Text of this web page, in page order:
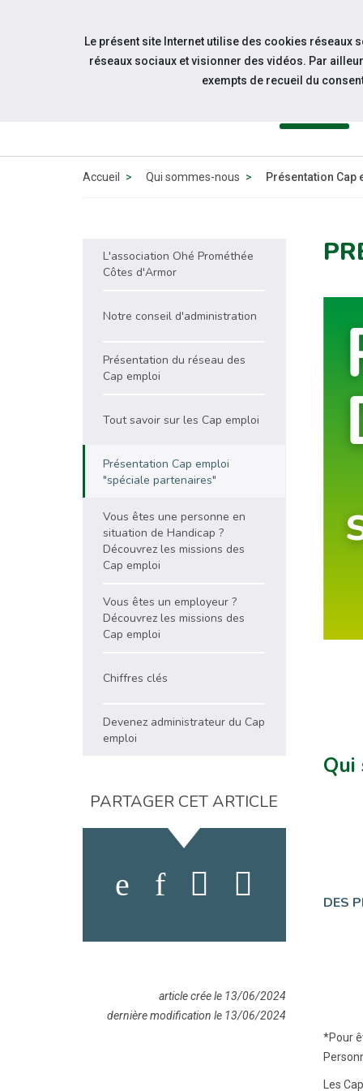
Aller au contenu
QUI
Accueil Qui sommes-nous Présentation
Qui
DES
*Pour
Les
L'association Ohé Prométhée
Côtes d'Armor
Notre conseil d'administration
Présentation du réseau des
Cap emploi
Tout savoir sur les Cap emploi
Présentation Cap emploi
"spéciale partenaires"
Vous êtes une personne en
situation de Handicap ?
Découvrez les missions des
Cap emploi
Vous êtes un employeur ?
Découvrez les missions des
Cap emploi
Chiffres clés
Devenez administrateur du Cap
emploi
PARTAGER CET ARTICLE
article crée le 13/06/2024
dernière modification le 13/06/2024
Le présent site Internet utilise des cookies réseaux
réseaux sociaux et visionner des vidéos. Par
exempts de recueil du